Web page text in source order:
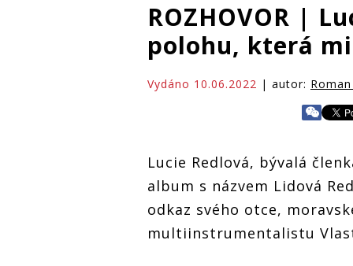
ROZHOVOR |
polohu, která
Vydáno 10.06.2022 | autor:
Lucie Redlová, bývalá
album s názvem Lidová
odkaz svého otce,
multiinstrumentalistu